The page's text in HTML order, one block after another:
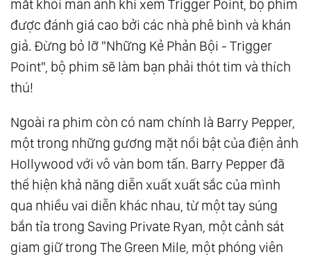
mắt khỏi màn ảnh khi xem Trigger Point, bộ phim
được đánh giá cao bởi các nhà phê bình và khán
giả. Đừng bỏ lỡ "Những Kẻ Phản Bội - Trigger
Point", bộ phim sẽ làm bạn phải thót tim và thích
thú!
Ngoài ra phim còn có nam chính là Barry Pepper,
một trong những gương mặt nổi bật của điện ảnh
Hollywood với vô vàn bom tấn. Barry Pepper đã
thể hiện khả năng diễn xuất xuất sắc của mình
qua nhiều vai diễn khác nhau, từ một tay súng
bắn tỉa trong Saving Private Ryan, một cảnh sát
giam giữ trong The Green Mile, một phóng viên